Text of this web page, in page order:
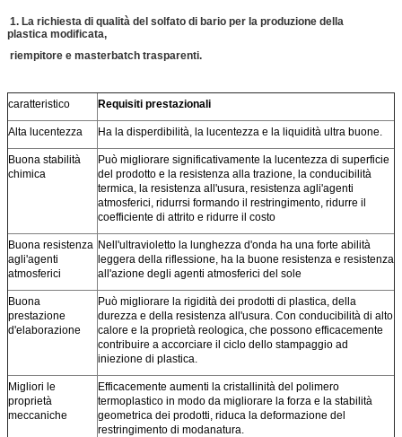
1. La richiesta di qualità del solfato di bario per la produzione della
plastica modificata,
riempitore e masterbatch trasparenti.
caratteristico Requisiti prestazionali
Alta lucentezza Ha la disperdibilità, la lucentezza e la liquidità ultra buone.
Buona stabilità
chimica
Può migliorare significativamente la lucentezza di superficie
del prodotto e la resistenza alla trazione, la conducibilità
termica, la resistenza all'usura, resistenza agli'agenti
atmosferici, ridurrsi formando il restringimento, ridurre il
coefficiente di attrito e ridurre il costo
Buona resistenza
agli'agenti
atmosferici
Nell'ultravioletto la lunghezza d'onda ha una forte abilità
leggera della riflessione, ha la buone resistenza e resistenza
all'azione degli agenti atmosferici del sole
Buona
prestazione
d'elaborazione
Può migliorare la rigidità dei prodotti di plastica, della
durezza e della resistenza all'usura. Con conducibilità di alto
calore e la proprietà reologica, che possono efficacemente
contribuire a accorciare il ciclo dello stampaggio ad
iniezione di plastica.
Migliori le
proprietà
meccaniche
Efficacemente aumenti la cristallinità del polimero
termoplastico in modo da migliorare la forza e la stabilità
geometrica dei prodotti, riduca la deformazione del
restringimento di modanatura.